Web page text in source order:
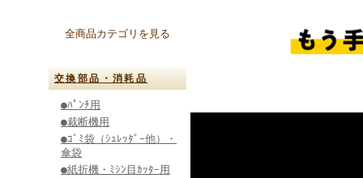
全商品カテゴリを見る
交換部品・消耗品
●ﾊﾟﾝﾁ用
●裁断機用
●ｺﾞﾐ袋（ｼｭﾚｯﾀﾞｰ他）・
傘袋
●紙折機・ﾐｼﾝ目ｶｯﾀｰ用